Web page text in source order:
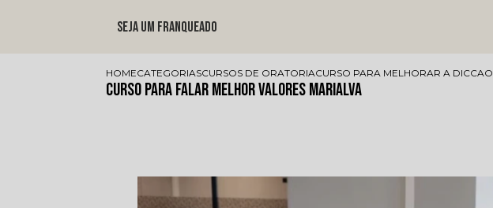
Seja um franqueado
HOMECATEGORIASCURSOS DE ORATORIACURSO PARA MELHORAR A DICCAO
Curso para Falar Melhor Valores Marialva